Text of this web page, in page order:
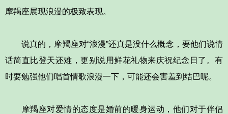
摩羯座展现浪漫的极致表现。
说真的，摩羯座对“浪漫”还真是没什么概念，要他们说情
话简直比登天还难，更别说用鲜花礼物来庆祝纪念日了。有
时要勉强他们唱首情歌浪漫一下，可能还会害羞到结巴呢。
摩羯座对爱情的态度是婚前的暖身运动，他们对于伴侣